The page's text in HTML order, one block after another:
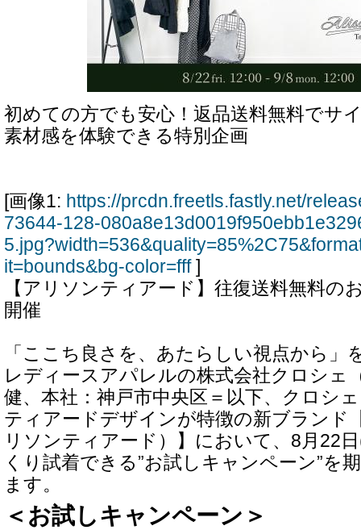
初めての方でも安心！返品送料無料でサ
素材感を体験できる特別企画
[画像1: https://prcdn.freetls.fastly.net/
73644-128-
it=bounds&bg-color=fff]
【アリソンティアード】往復送料無料の
開催
「ここち良さを、あたらしい視点から」
レディースアパレルの株式会社クロシェ
健、本社：神戸市中央区＝以下、クロシ
ティアードデザインが特徴の新ブランド
リソンティアード）】において、8月22
くり試着できる”お試しキャンペーン”を
ます。
＜お試しキャンペーン＞